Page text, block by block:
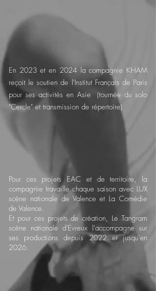
En 2023 et en 2024 la compagnie KHAM
reçoit le soutien de l'Institut Français de Paris
pour ses activités en Asie (tournée du solo
"Cercle" et transmission de répertoire)
Pour ces projets EAC et de territoire, la
compagnie travaille chaque saison avec LUX
scène nationale de Valence et La Comédie
de Valence.
Et pour ces projets de création, Le Tangram
scène nationale d'Evreux l'accompagne sur
ses productions depuis 2022 et jusqu'en
2026.